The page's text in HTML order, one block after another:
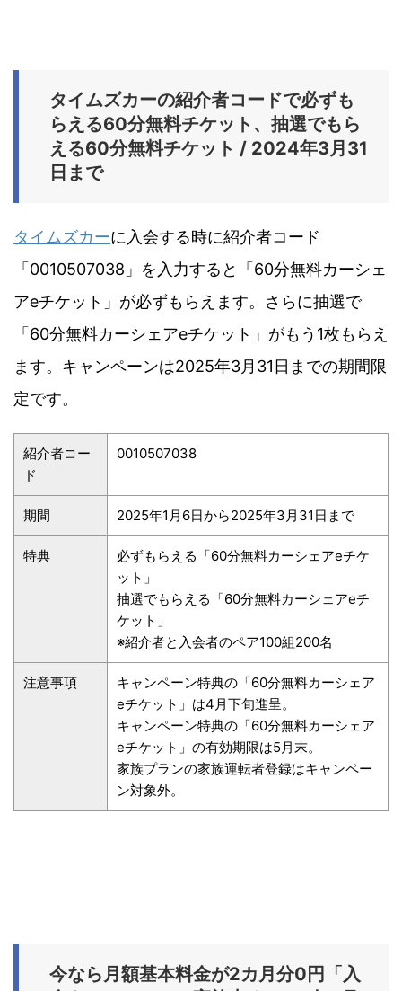
タイムズカーの紹介者コードで必ずも
らえる60分無料チケット、抽選でもら
える60分無料チケット / 2024年3月31
日まで
タイムズカーに入会する時に紹介者コード
「0010507038」を入力すると「60分無料カーシェ
アeチケット」が必ずもらえます。さらに抽選で
「60分無料カーシェアeチケット」がもう1枚もらえ
ます。キャンペーンは2025年3月31日までの期間限
定です。
紹介者コー
ド
0010507038
期間 2025年1月6日から2025年3月31日まで
特典
必ずもらえる「60分無料カーシェアeチケ
ット」
抽選でもらえる「60分無料カーシェアeチ
ケット」
※紹介者と入会者のペア100組200名
注意事項
キャンペーン特典の「60分無料カーシェア
eチケット」は4月下旬進呈。
キャンペーン特典の「60分無料カーシェア
eチケット」の有効期限は5月末。
家族プランの家族運転者登録はキャンペー
ン対象外。
今なら月額基本料金が2カ月分0円「入